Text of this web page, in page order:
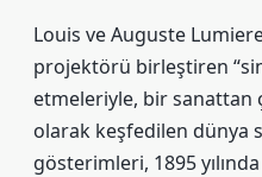
Louis ve Auguste
projektörü birleştiren
etmeleriyle, bir sanattan
olarak keşfedilen dünya
gösterimleri, 1895